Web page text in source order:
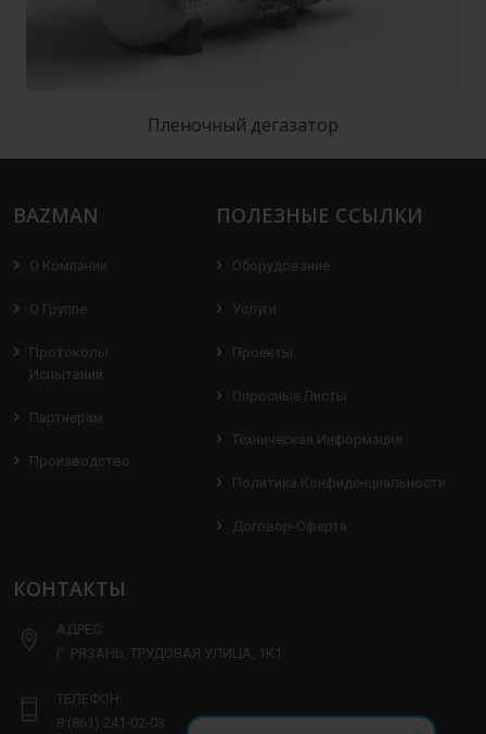
Пленочный дегазатор
BAZMAN
О Компании
О Группе
Протоколы
Испытаний
Партнерам
Производство
ПОЛЕЗНЫЕ ССЫЛКИ
Оборудование
Услуги
Проекты
Опросные Листы
Техническая Информация
Политика Конфиденциальности
Договор-Оферта
КОНТАКТЫ
АДРЕС:
Г. РЯЗАНЬ, ТРУДОВАЯ УЛИЦА, 1К1
ТЕЛЕФОН:
8 (861) 241-02-03